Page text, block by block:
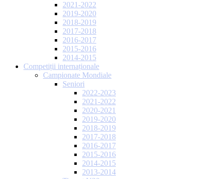
2021-2022
2019-2020
2018-2019
2017-2018
2016-2017
2015-2016
2014-2015
Competiții internaționale
Campionate Mondiale
Seniori
2022-2023
2021-2022
2020-2021
2019-2020
2018-2019
2017-2018
2016-2017
2015-2016
2014-2015
2013-2014